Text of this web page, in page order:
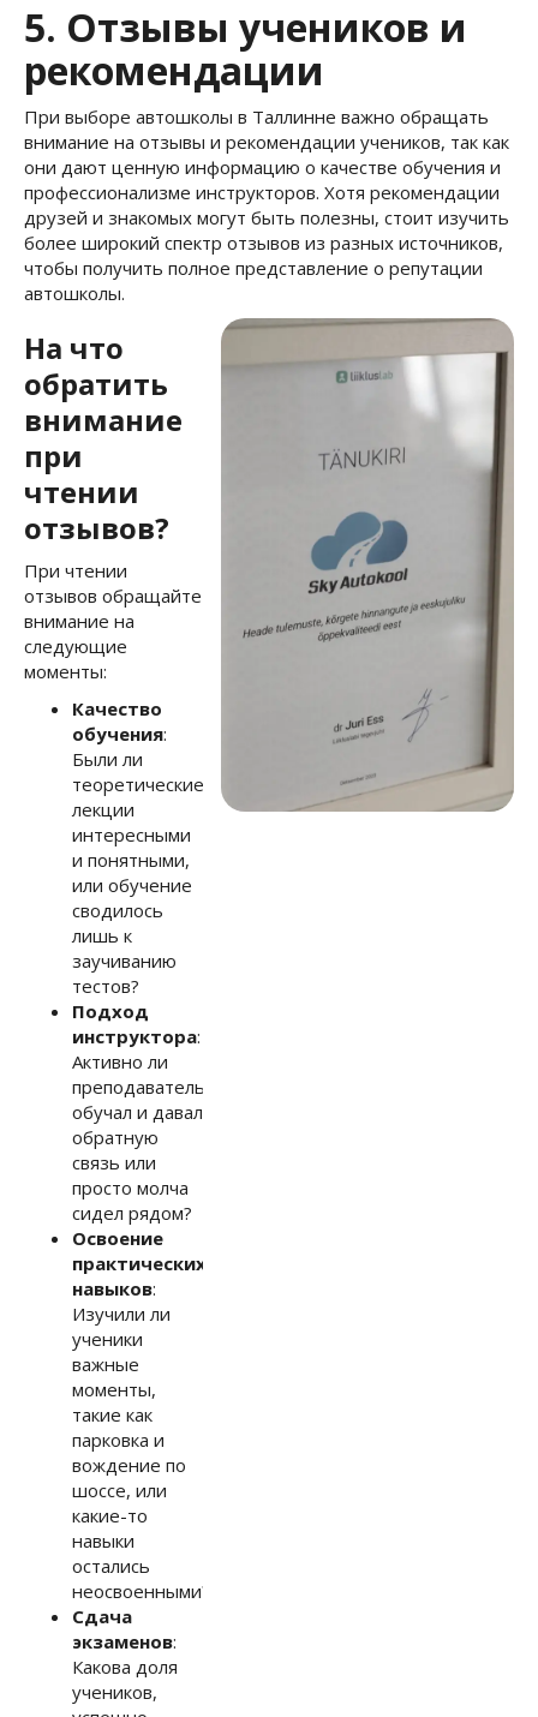
5. Отзывы учеников и
рекомендации
При выборе автошколы в Таллинне важно обращать
внимание на отзывы и рекомендации учеников, так как
они дают ценную информацию о качестве обучения и
профессионализме инструкторов. Хотя рекомендации
друзей и знакомых могут быть полезны, стоит изучить
более широкий спектр отзывов из разных источников,
чтобы получить полное представление о репутации
автошколы.
На что
обратить
внимание
при
чтении
отзывов?
При чтении
отзывов обращайте
внимание на
следующие
моменты:
Качество
обучения:
Были ли
теоретические
лекции
интересными
и понятными,
или обучение
сводилось
лишь к
заучиванию
тестов?
Подход
инструктора:
Активно ли
преподаватель
обучал и давал
обратную
связь или
просто молча
сидел рядом?
Освоение
практических
навыков:
Изучили ли
ученики
важные
моменты,
такие как
парковка и
вождение по
шоссе, или
какие-то
навыки
остались
неосвоенными?
Сдача
экзаменов:
Какова доля
учеников,